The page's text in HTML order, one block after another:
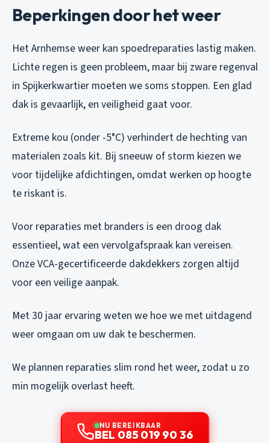
Beperkingen door het weer
Het Arnhemse weer kan spoedreparaties lastig maken.
Lichte regen is geen probleem, maar bij zware regenval
in Spijkerkwartier moeten we soms stoppen. Een glad
dak is gevaarlijk, en veiligheid gaat voor.
Extreme kou (onder -5°C) verhindert de hechting van
materialen zoals kit. Bij sneeuw of storm kiezen we
voor tijdelijke afdichtingen, omdat werken op hoogte
te riskant is.
Voor reparaties met branders is een droog dak
essentieel, wat een vervolgafspraak kan vereisen.
Onze VCA-gecertificeerde dakdekkers zorgen altijd
voor een veilige aanpak.
Met 30 jaar ervaring weten we hoe we met uitdagend
weer omgaan om uw dak te beschermen.
We plannen reparaties slim rond het weer, zodat u zo
min mogelijk overlast heeft.
NU BEREIKBAAR
BEL 085 019 90 36